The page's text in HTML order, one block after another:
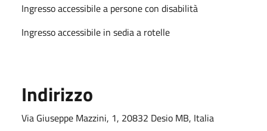
Ingresso accessibile a persone con disabilità
Ingresso accessibile in sedia a rotelle
Indirizzo
Via Giuseppe Mazzini, 1, 20832 Desio MB, Italia